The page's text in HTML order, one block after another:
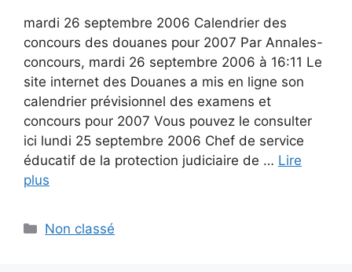
mardi 26 septembre 2006 Calendrier des
concours des douanes pour 2007 Par Annales-
concours, mardi 26 septembre 2006 à 16:11 Le
site internet des Douanes a mis en ligne son
calendrier prévisionnel des examens et
concours pour 2007 Vous pouvez le consulter
ici lundi 25 septembre 2006 Chef de service
éducatif de la protection judiciaire de … Lire
plus
Catégories
Non classé